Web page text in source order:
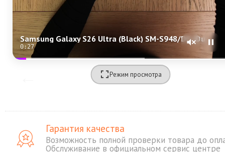
Samsung Galaxy S26 Ultra (Black) SM-S948/DS (Dual Nano-sim + eSim)
0:25
Режим просмотра
Гарантия качества
Возможность полной проверки товара до
Обслуживание в официальном сервис центре